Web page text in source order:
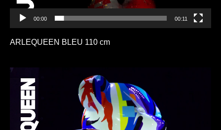
00:00 00:11
ARLEQUEEN BLEU 110 cm
Lecteur
vidéo